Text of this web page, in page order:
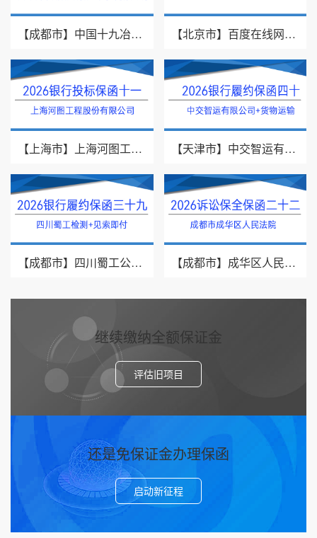
【成都市】中国十九冶集团有限公司/见索即付/2026年银行履约保函四十一 【北京市】百度在线网络技术（北京）有限公司/投标保函/2026银行投标保函十二
【上海市】上海河图工程股份有限公司/投标保函/2026银行投标保函十一 【天津市】中交智运有限公司/货物运输/2026年银行履约保函四十
【成都市】四川蜀工公路工程试验检测有限公司/2026年银行履约保函三十九 【成都市】成华区人民法院/借款纠纷/2026诉讼保全保函二十二
继续缴纳全额保证金
评估旧项目
还是免保证金办理保函
启动新征程